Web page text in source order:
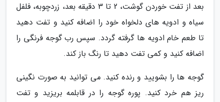
بعد از تفت خوردن گوشت، 2 تا 3 دقیقه بعد، زردچوبه، فلفل
سیاه و ادویه های دلخواه خود را اضافه کنید و تفت دهید
تا طعم خام ادویه ها گرفته گردد. سپس رب گوجه فرنگی را
اضافه کنید و کمی تفت دهید تا رنگ باز کند.
گوجه ها را بشویید و رنده کنید. می توانید به صورت نگینی
ریز هم خرد کنید. پوره گوجه را در قابلمه بریزید و تفت